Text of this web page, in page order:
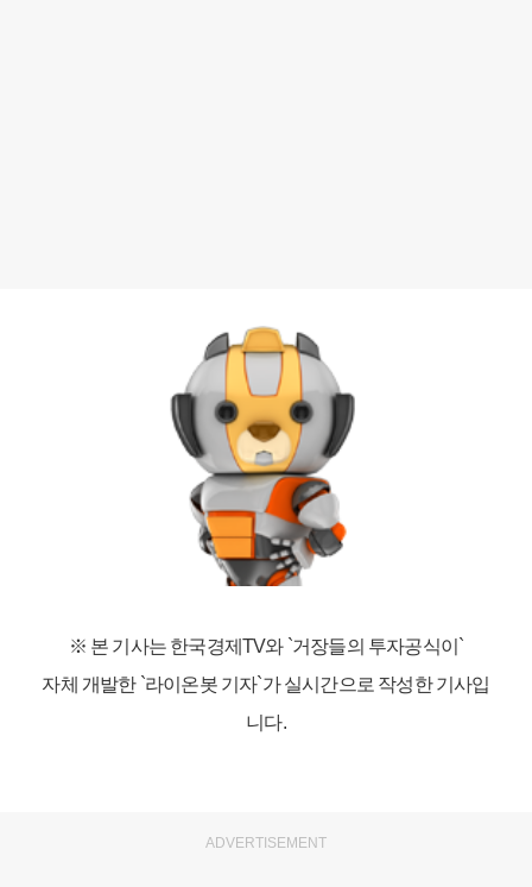
※ 본 기사는 한국경제TV와 `거장들의 투자공식이`
자체 개발한 `라이온봇 기자`가 실시간으로 작성한 기사입
니다.
ADVERTISEMENT